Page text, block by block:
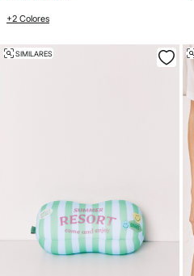
+2 Colores
SIMILARES